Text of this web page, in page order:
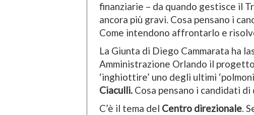
finanziarie – da quando gestisce il
ancora più gravi. Cosa pensano i
Come intendono affrontarlo e
La Giunta di Diego Cammarata ha
Amministrazione Orlando il
‘inghiottire’ uno degli ultimi
Ciaculli. Cosa pensano i candidati
C’è il tema del Centro direzionale.